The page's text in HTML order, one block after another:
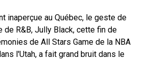
inaperçue au Québec, le geste de
de R&B, Jully Black, cette fin de
de All Stars Game de la NBA
l'Utah, a fait grand bruit dans le